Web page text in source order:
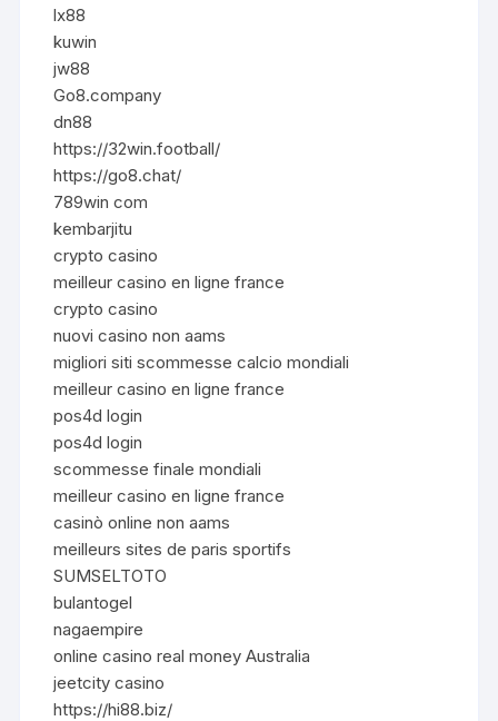
lx88
kuwin
jw88
Go8.company
dn88
https://32win.football/
https://go8.chat/
789win com
kembarjitu
crypto casino
meilleur casino en ligne france
crypto casino
nuovi casino non aams
migliori siti scommesse calcio mondiali
meilleur casino en ligne france
pos4d login
pos4d login
scommesse finale mondiali
meilleur casino en ligne france
casinò online non aams
meilleurs sites de paris sportifs
SUMSELTOTO
bulantogel
nagaempire
online casino real money Australia
jeetcity casino
https://hi88.biz/